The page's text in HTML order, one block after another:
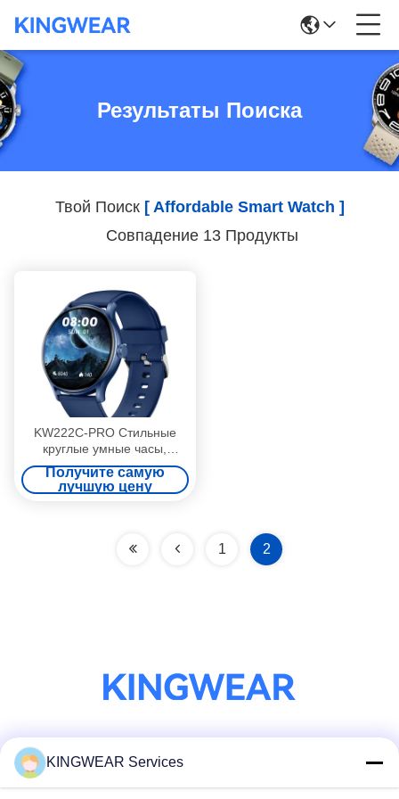
Результаты Поиска
Твой Поиск [ Affordable Smart Watch ]
Совпадение 13 Продукты
KW222C-PRO Стильные
круглые умные часы,
кругообразные умные часы
Получите самую
лучшую цену
1 2
Социальные сети
KINGWEAR Services